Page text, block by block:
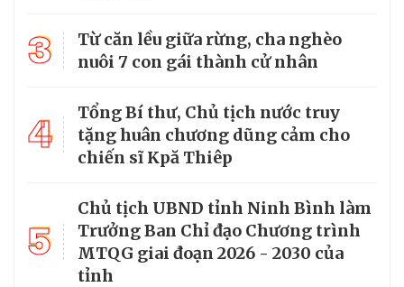
3
Từ căn lều giữa rừng, cha nghèo
nuôi 7 con gái thành cử nhân
4
Tổng Bí thư, Chủ tịch nước truy
tặng huân chương dũng cảm cho
chiến sĩ Kpă Thiêp
5
Chủ tịch UBND tỉnh Ninh Bình làm
Trưởng Ban Chỉ đạo Chương trình
MTQG giai đoạn 2026 - 2030 của
tỉnh